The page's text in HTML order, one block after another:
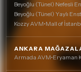
Beyoğlu (Tünel) Nefesli
Beyoğlu (Tünel) Yaylı
Kozzy AVM•Mall of
ANKARA
Armada AVM•Eryaman